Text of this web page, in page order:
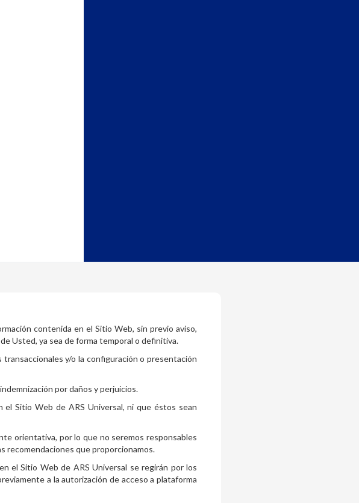
contenida en el Sitio Web, sin previo aviso,
Usted, ya sea de forma temporal o definitiva.
transaccionales y/o la configuración o presentación
por daños y perjuicios.
Sitio Web de ARS Universal, ni que éstos sean
orientativa, por lo que no seremos responsables
recomendaciones que proporcionamos.
el Sitio Web de ARS Universal se regirán por los
a la autorización de acceso a plataforma